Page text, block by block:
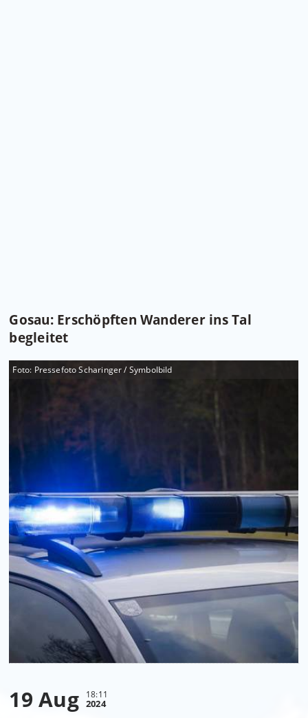
Gosau: Erschöpften Wanderer ins Tal
begleitet
Foto: Pressefoto Scharinger / Symbolbild
19 Aug 18:11
2024